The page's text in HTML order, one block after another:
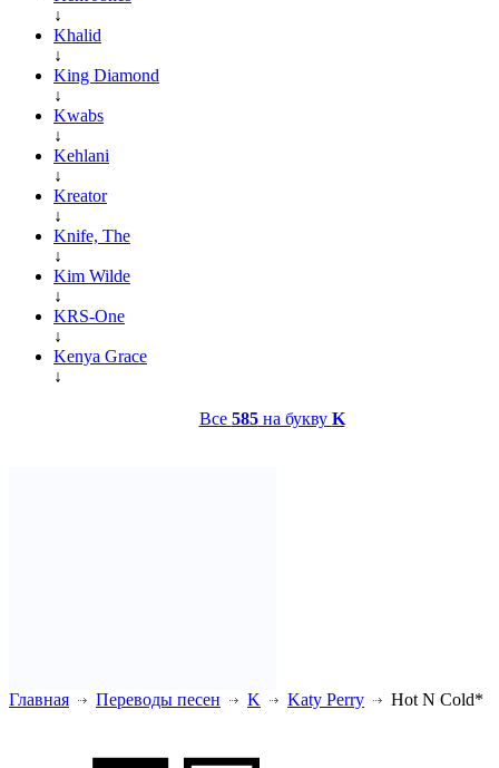
↓
Khalid
↓
King Diamond
↓
Kwabs
↓
Kehlani
↓
Kreator
↓
Knife, The
↓
Kim Wilde
↓
KRS-One
↓
Kenya Grace
↓
Все 585на букву K
Главная Переводы песен K Katy Perry Hot N Cold*